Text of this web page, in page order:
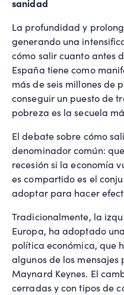
sanidad
La profundidad y
generando una
cómo salir cuanto antes
España tiene como
más de seis millones de
conseguir un puesto de
pobreza es la secuela
El debate sobre cómo
denominador común:
recesión si la economía
es compartido es el
adoptar para hacer
Tradicionalmente, la
Europa, ha adoptado
política económica, que
algunos de los
Maynard Keynes. El
cerradas y con tipos de